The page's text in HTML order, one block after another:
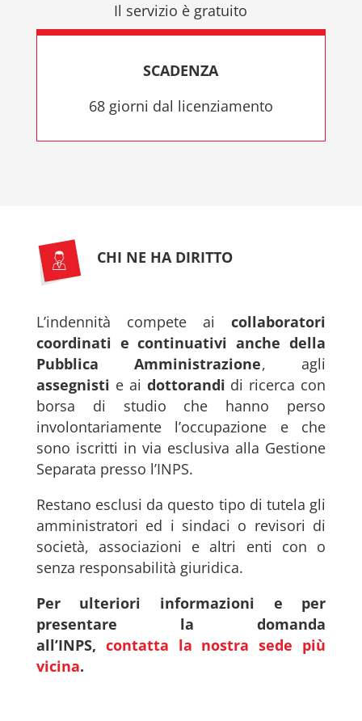
Il servizio è gratuito
SCADENZA
68 giorni dal licenziamento
CHI NE HA DIRITTO
L’indennità compete aicollaboratori
coordinati e continuativi anche della
Pubblica Amministrazione, agli
assegnisti e ai dottorandi di ricerca con
borsa di studio che hanno perso
involontariamente l’occupazione e che
sono iscritti in via esclusiva alla Gestione
Separata presso l’INPS.
Restano esclusi da questo tipo di tutela gli
amministratori ed i sindaci o revisori di
società, associazioni e altri enti con o
senza responsabilità giuridica.
Per ulteriori informazioni e per
presentare la domanda
all’INPS, contatta la nostra sede più
vicina.